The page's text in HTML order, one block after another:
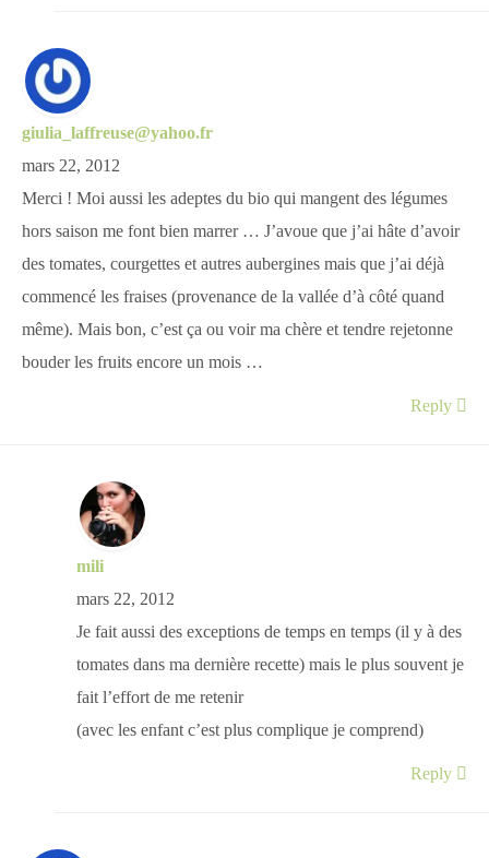
giulia_laffreuse@yahoo.fr
mars 22, 2012
Merci ! Moi aussi les adeptes du bio qui mangent des légumes
hors saison me font bien marrer … J’avoue que j’ai hâte d’avoir
des tomates, courgettes et autres aubergines mais que j’ai déjà
commencé les fraises (provenance de la vallée d’à côté quand
même). Mais bon, c’est ça ou voir ma chère et tendre rejetonne
bouder les fruits encore un mois …
Reply
mili
mars 22, 2012
Je fait aussi des exceptions de temps en temps (il y à des
tomates dans ma dernière recette) mais le plus souvent je
fait l’effort de me retenir
(avec les enfant c’est plus complique je comprend)
Reply